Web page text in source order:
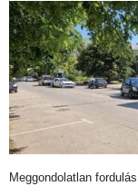
Meggondolatlan